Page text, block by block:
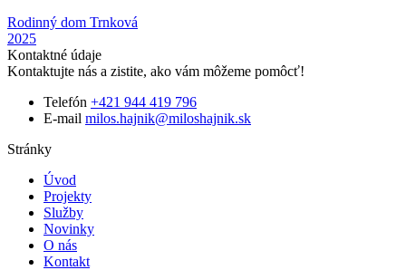
Rodinný dom Trnková
2025
Kontaktné údaje
Kontaktujte nás a zistite, ako vám môžeme pomôcť!
Telefón +421 944 419 796
E-mail milos.hajnik@miloshajnik.sk
Stránky
Úvod
Projekty
Služby
Novinky
O nás
Kontakt